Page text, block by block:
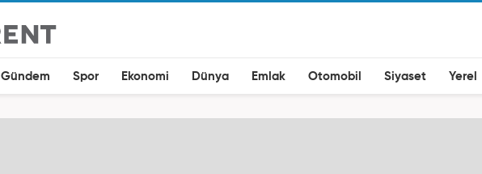
Gündem Spor Ekonomi Dünya Emlak Otomobil Siyaset Yerel